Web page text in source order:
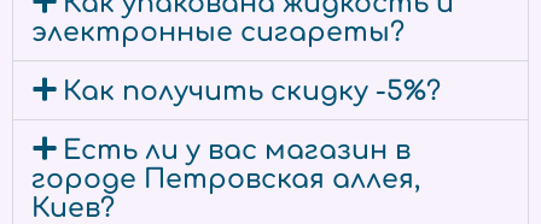
электронные сигареты?
Как получить скидку -5%?
Есть ли у вас магазин в
городе Петровская аллея,
Киев?